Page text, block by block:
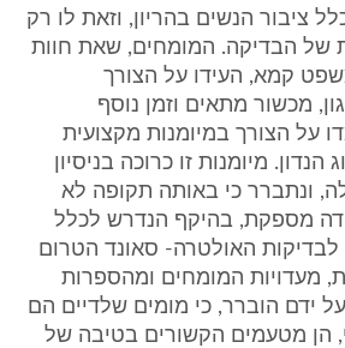
ציבור הנשים בהריון, וזאת לו רק
של הבדיקה. המומחים, שאת חוות
קמא, העידו על הצורך
מכשור מתאים וזמן נוסף
על הצורך במיומנות מקצועית
מיומנות זו כרוכה בניסיון
ונתברר כי באותה תקופה לא
מספקת, בהיקף הנדרש לכלל
לבדיקות האולטרה- סאונד הטרום
מעדויות המומחים ומהספרות
ידם הוברר, כי מומים שלדיים הם
הן מטעמים הקשורים בטיבה של